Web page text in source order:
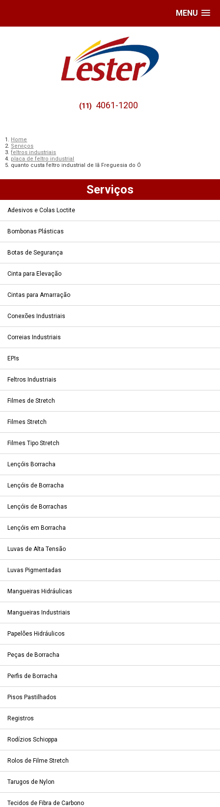
MENU
(11) 4061-1200
Home
Serviços
feltros industriais
placa de feltro industrial
quanto custa feltro industrial de lã Freguesia do Ó
Serviços
Adesivos e Colas Loctite
Bombonas Plásticas
Botas de Segurança
Cinta para Elevação
Cintas para Amarração
Conexões Industriais
Correias Industriais
EPIs
Feltros Industriais
Filmes de Stretch
Filmes Stretch
Filmes Tipo Stretch
Lençóis Borracha
Lençóis de Borracha
Lençóis de Borrachas
Lençóis em Borracha
Luvas de Alta Tensão
Luvas Pigmentadas
Mangueiras Hidráulicas
Mangueiras Industriais
Papelões Hidráulicos
Peças de Borracha
Perfis de Borracha
Pisos Pastilhados
Registros
Rodízios Schioppa
Rolos de Filme Stretch
Tarugos de Nylon
Tecidos de Fibra de Carbono